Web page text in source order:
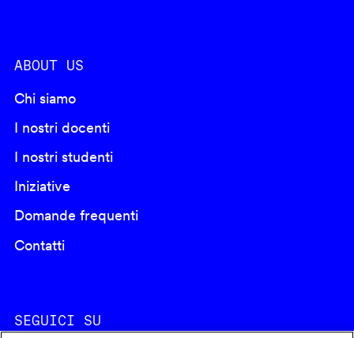
ABOUT US
Chi siamo
I nostri docenti
I nostri studenti
Iniziative
Domande frequenti
Contatti
SEGUICI SU